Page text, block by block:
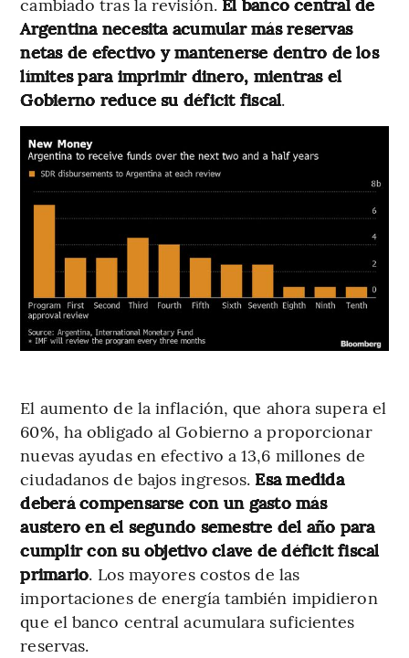
Argentina necesita acumular más reservas
netas de efectivo y mantenerse dentro de los
límites para imprimir dinero, mientras el
Gobierno reduce su déficit fiscal.
El aumento de la inflación, que ahora supera el
60%, ha obligado al Gobierno a proporcionar
nuevas ayudas en efectivo a 13,6 millones de
ciudadanos de bajos ingresos. Esa medida
deberá compensarse con un gasto más
austero en el segundo semestre del año para
cumplir con su objetivo clave de déficit fiscal
primario. Los mayores costos de las
importaciones de energía también impidieron
que el banco central acumulara suficientes
reservas.